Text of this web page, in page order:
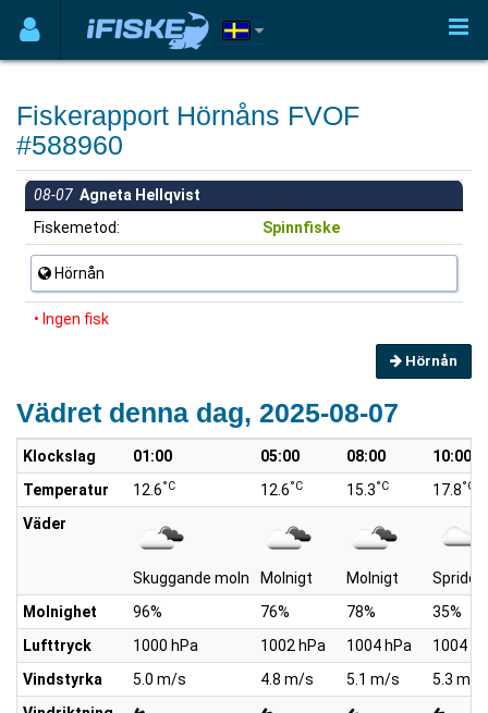
Fiskerapport Hörnåns FVOF
#588960
08-07 Agneta Hellqvist
Fiskemetod:
Spinnfiske
Hörnån
• Ingen fisk
Hörnån
Vädret denna dag, 2025-08-07
Klockslag 01:00 05:00 08:00
10:00
Temperatur
12.6°C 12.6°C 15.3°C 17.8°C
Väder
Skuggande moln Molnigt Molnigt
Molnighet
96% 76% 78%
35%
Lufttryck
1000 hPa 1002 hPa 1004 hPa
1004
Vindstyrka
5.0 m/s 4.8 m/s 5.1 m/s
5.3 m/s